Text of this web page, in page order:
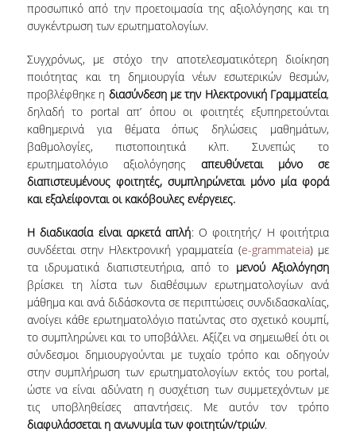
ΤΜΗΜΑ ΜΕΡΙΚΗΣ ΦΟΙΤΗΣΗΣ
ΑΠΟΦΟΙΤΟΙ
ΑΠΑΣΧΟΛΗΣΗ ΑΠΟΦΟΙΤΩΝ
ΑΠΟΦΟΙΤΗΣΗ
ΣΥΛΛΟΓΟΣ ΑΠΟΦΟΙΤΩΝ
ΕΡΕΥΝΑ
ΕΡΓΑΣΤΗΡΙΟ ΔΑΔ
ΔΙΠΛΩΜΑΤΙΚΕΣ ΕΡΓΑΣΙΕΣ
HR CASE STUDY SERIES
ΣΥΝΕΙΣΦΕΡΟΝΤΑΣ ΣΤΗΝ ΕΡΕΥΝΑ
ΠΡΟΣΩΠΙΚΟ
προσωπικό από την προετοιμασία της αξιολόγησης και τη
συγκέντρωση των ερωτηματολογίων.
Συγχρόνως, με στόχο την αποτελεσματικότερη διοίκηση
ποιότητας και τη δημιουργία νέων εσωτερικών θεσμών,
προβλέφθηκε η διασύνδεση με την Ηλεκτρονική Γραμματεία,
δηλαδή το portal απ’ όπου οι φοιτητές εξυπηρετούνται
καθημερινά για θέματα όπως δηλώσεις μαθημάτων,
βαθμολογίες, πιστοποιητικά κλπ. Συνεπώς το
ερωτηματολόγιο αξιολόγησης απευθύνεται μόνο σε
διαπιστευμένους φοιτητές, συμπληρώνεται μόνο μία φορά
και εξαλείφονται οι κακόβουλες ενέργειες.
H διαδικασία είναι αρκετά απλή: Ο φοιτητής/ Η φοιτήτρια
συνδέεται στην Ηλεκτρονική γραμματεία (e-grammateia) με
τα ιδρυματικά διαπιστευτήρια, από το μενού Αξιολόγηση
βρίσκει τη λίστα των διαθέσιμων ερωτηματολογίων ανά
μάθημα και ανά διδάσκοντα σε περιπτώσεις συνδιδασκαλίας,
ανοίγει κάθε ερωτηματολόγιο πατώντας στο σχετικό κουμπί,
το συμπληρώνει και το υποβάλλει. Αξίζει να σημειωθεί ότι οι
σύνδεσμοι δημιουργούνται με τυχαίο τρόπο και οδηγούν
στην συμπλήρωση των ερωτηματολογίων εκτός του portal,
ώστε να είναι αδύνατη η συσχέτιση των συμμετεχόντων με
τις υποβληθείσες απαντήσεις. Με αυτόν τον τρόπο
διαφυλάσσεται η ανωνυμία των φοιτητών/τριών.